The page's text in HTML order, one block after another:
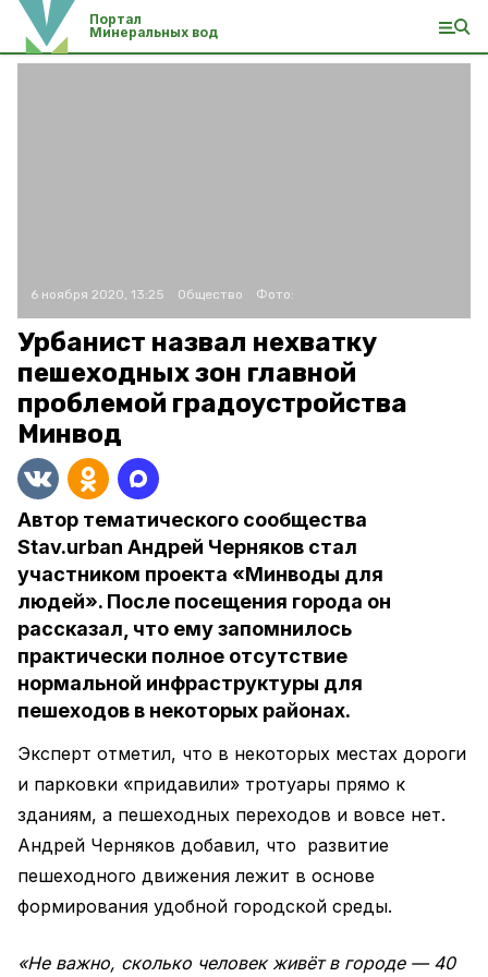
Портал
Минеральных вод
6 ноября 2020, 13:25 Общество Фото:
Урбанист назвал нехватку
пешеходных зон главной
проблемой градоустройства
Минвод
Автор тематического сообщества
Stav.urban Андрей Черняков стал
участником проекта «Минводы для
людей». После посещения города он
рассказал, что ему запомнилось
практически полное отсутствие
нормальной инфраструктуры для
пешеходов в некоторых районах.
Эксперт отметил, что в некоторых местах дороги
и парковки «придавили» тротуары прямо к
зданиям, а пешеходных переходов и вовсе нет.
Андрей Черняков добавил, что развитие
пешеходного движения лежит в основе
формирования удобной городской среды.
«Не важно, сколько человек живёт в городе — 40